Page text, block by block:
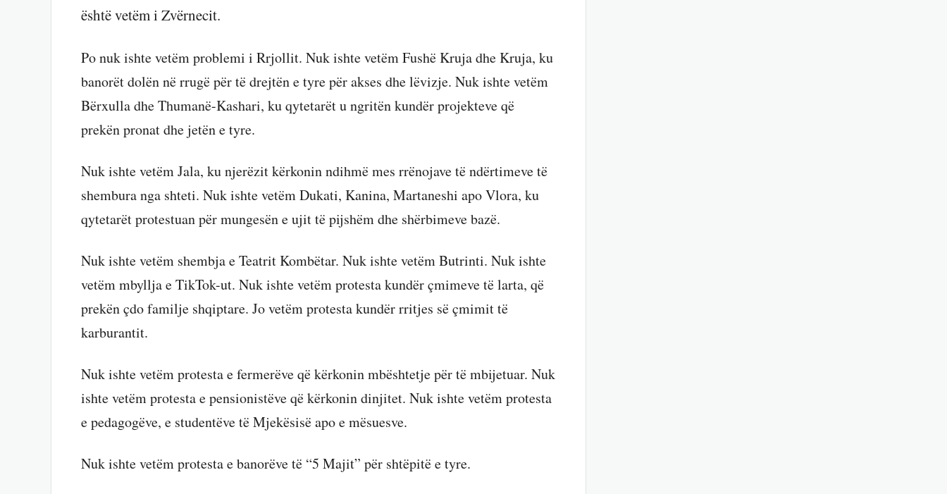
është vetëm i Zvërnecit.
Po nuk ishte vetëm problemi i Rrjollit. Nuk ishte vetëm Fushë Kruja dhe Kruja, ku
banorët dolën në rrugë për të drejtën e tyre për akses dhe lëvizje. Nuk ishte vetëm
Bërxulla dhe Thumanë-Kashari, ku qytetarët u ngritën kundër projekteve që
prekën pronat dhe jetën e tyre.
Nuk ishte vetëm Jala, ku njerëzit kërkonin ndihmë mes rrënojave të ndërtimeve të
shembura nga shteti. Nuk ishte vetëm Dukati, Kanina, Martaneshi apo Vlora, ku
qytetarët protestuan për mungesën e ujit të pijshëm dhe shërbimeve bazë.
Nuk ishte vetëm shembja e Teatrit Kombëtar. Nuk ishte vetëm Butrinti. Nuk ishte
vetëm mbyllja e TikTok-ut. Nuk ishte vetëm protesta kundër çmimeve të larta, që
prekën çdo familje shqiptare. Jo vetëm protesta kundër rritjes së çmimit të
karburantit.
Nuk ishte vetëm protesta e fermerëve që kërkonin mbështetje për të mbijetuar. Nuk
ishte vetëm protesta e pensionistëve që kërkonin dinjitet. Nuk ishte vetëm protesta
e pedagogëve, e studentëve të Mjekësisë apo e mësuesve.
Nuk ishte vetëm protesta e banorëve të “5 Majit” për shtëpitë e tyre.